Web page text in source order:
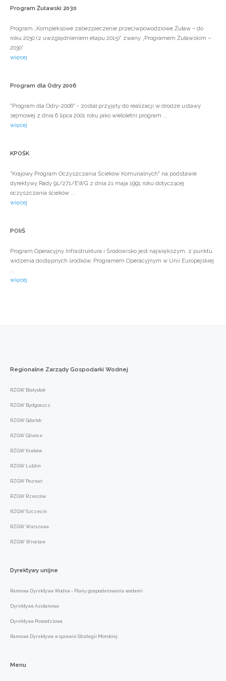
Program Żuławski 2030
Program „Kompleksowe zabezpieczenie przeciwpowodziowe Żuław – do
roku 2030 (z uwzględnieniem etapu 2015)” zwany „Programem Żuławskim –
2030”
więcej
Program dla Odry 2006
"Program dla Odry-2006" - został przyjęty do realizacji w drodze ustawy
sejmowej z dnia 6 lipca 2001 roku jako wieloletni program ...
więcej
KPOŚK
"Krajowy Program Oczyszczania Ścieków Komunalnych" na podstawie
dyrektywy Rady 91/271/EWG z dnia 21 maja 1991 roku dotyczącej
oczyszczania ścieków ...
więcej
POIiŚ
Program Operacyjny Infrastruktura i Środowisko jest największym, z punktu
widzenia dostępnych środków, Programem Operacyjnym w Unii Europejskiej
więcej
Regionalne Zarządy Gospodarki Wodnej
RZGW Białystok
RZGW Bydgoszcz
RZGW Gdańsk
RZGW Gliwice
RZGW Kraków
RZGW Lublin
RZGW Poznań
RZGW Rzeszów
RZGW Szczecin
RZGW Warszawa
RZGW Wrocław
Dyrektywy unijne
Ramowa Dyrektywa Wodna - Plany gospodarowania wodami
Dyrektywa Azotanowa
Dyrektywa Powodziowa
Ramowa Dyrektywa w sprawie Strategii Morskiej
Menu